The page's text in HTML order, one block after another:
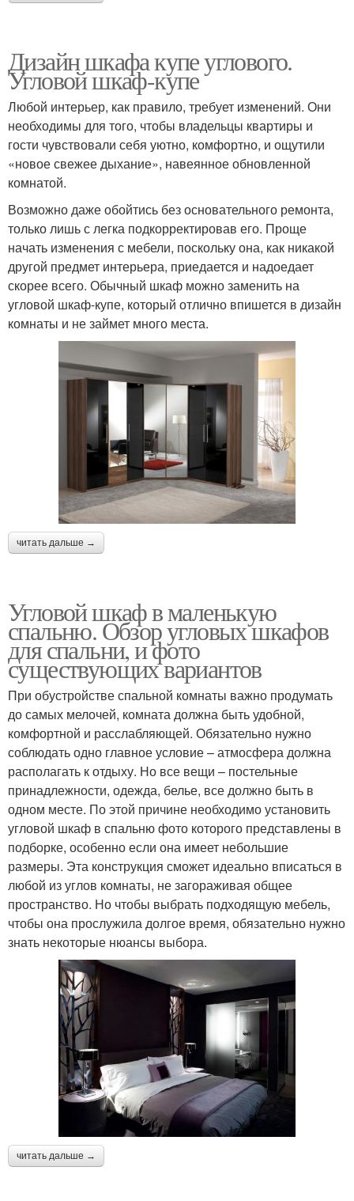
Дизайн шкафа купе углового.
Угловой шкаф-купе
Любой интерьер, как правило, требует изменений. Они
необходимы для того, чтобы владельцы квартиры и
гости чувствовали себя уютно, комфортно, и ощутили
«новое свежее дыхание», навеянное обновленной
комнатой.
Возможно даже обойтись без основательного ремонта,
только лишь с легка подкорректировав его. Проще
начать изменения с мебели, поскольку она, как никакой
другой предмет интерьера, приедается и надоедает
скорее всего. Обычный шкаф можно заменить на
угловой шкаф-купе, который отлично впишется в дизайн
комнаты и не займет много места.
читать дальше →
Угловой шкаф в маленькую
спальню. Обзор угловых шкафов
для спальни, и фото
существующих вариантов
При обустройстве спальной комнаты важно продумать
до самых мелочей, комната должна быть удобной,
комфортной и расслабляющей. Обязательно нужно
соблюдать одно главное условие – атмосфера должна
располагать к отдыху. Но все вещи – постельные
принадлежности, одежда, белье, все должно быть в
одном месте. По этой причине необходимо установить
угловой шкаф в спальню фото которого представлены в
подборке, особенно если она имеет небольшие
размеры. Эта конструкция сможет идеально вписаться в
любой из углов комнаты, не загораживая общее
пространство. Но чтобы выбрать подходящую мебель,
чтобы она прослужила долгое время, обязательно нужно
знать некоторые нюансы выбора.
читать дальше →